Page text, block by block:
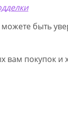
быть
вам покупок